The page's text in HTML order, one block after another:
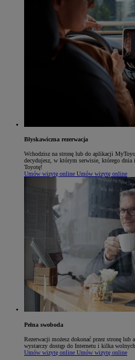
Błyskawiczna rezerwacja
Wchodzisz na stronę lub do aplikacji
decydujesz, w którym serwisie, którego dnia
Toyotę!
Umów wizytę online Umów wizytę online
Pełna swoboda
Rezerwacji możesz dokonać przez stronę
wystarczy dostęp do Internetu i kilka
Umów wizytę online Umów wizytę online